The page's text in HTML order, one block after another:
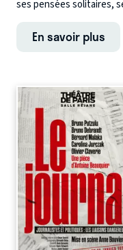
ses pensées solitaires,
En savoir plus